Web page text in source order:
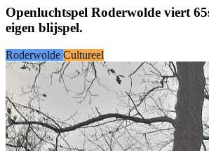
Openluchtspel Roderwolde viert
eigen blijspel.
Roderwolde Cultureel